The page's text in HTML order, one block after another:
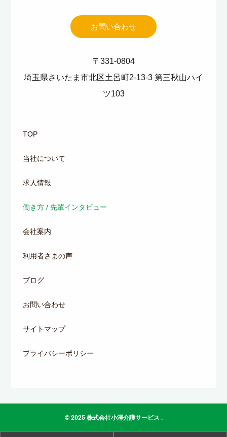
お問い合わせ
〒331-0804
埼玉県さいたま市北区土呂町2-13-3 第三秋山ハイ
ツ103
TOP
当社について
求人情報
働き方 / 先輩インタビュー
会社案内
利用者さまの声
ブログ
お問い合わせ
サイトマップ
プライバシーポリシー
© 2025 株式会社小澤介護サービス .